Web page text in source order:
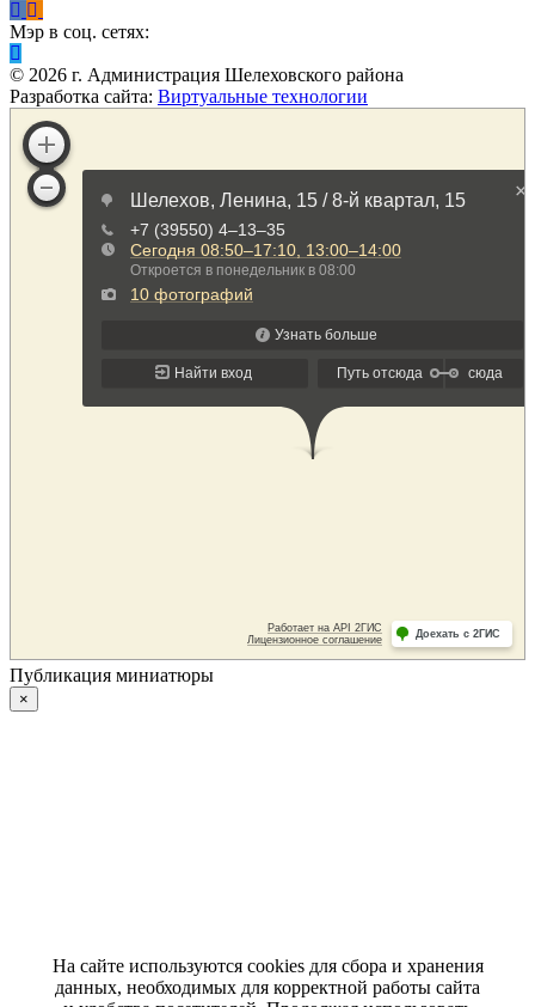
Мэр в соц. сетях:
© 2026 г. Администрация Шелеховского района
Разработка сайта: Виртуальные технологии
Публикация миниатюры
×
На сайте используются cookies для сбора и хранения
данных, необходимых для корректной работы сайта